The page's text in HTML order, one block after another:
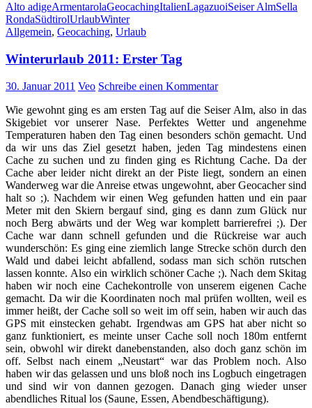
Alto adigeArmentarolaGeocachingItalienLagazuoiSeiser AlmSella
RondaSüdtirolUrlaubWinter
Allgemein, Geocaching, Urlaub
Winterurlaub 2011: Erster Tag
30. Januar 2011 Veo Schreibe einen Kommentar
Wie gewohnt ging es am ersten Tag auf die Seiser Alm, also in das
Skigebiet vor unserer Nase. Perfektes Wetter und angenehme
Temperaturen haben den Tag einen besonders schön gemacht. Und
da wir uns das Ziel gesetzt haben, jeden Tag mindestens einen
Cache zu suchen und zu finden ging es Richtung Cache. Da der
Cache aber leider nicht direkt an der Piste liegt, sondern an einen
Wanderweg war die Anreise etwas ungewohnt, aber Geocacher sind
halt so ;). Nachdem wir einen Weg gefunden hatten und ein paar
Meter mit den Skiern bergauf sind, ging es dann zum Glück nur
noch Berg abwärts und der Weg war komplett barrierefrei ;). Der
Cache war dann schnell gefunden und die Rückreise war auch
wunderschön: Es ging eine ziemlich lange Strecke schön durch den
Wald und dabei leicht abfallend, sodass man sich schön rutschen
lassen konnte. Also ein wirklich schöner Cache ;). Nach dem Skitag
haben wir noch eine Cachekontrolle von unserem eigenen Cache
gemacht. Da wir die Koordinaten noch mal prüfen wollten, weil es
immer heißt, der Cache soll so weit im off sein, haben wir auch das
GPS mit einstecken gehabt. Irgendwas am GPS hat aber nicht so
ganz funktioniert, es meinte unser Cache soll noch 180m entfernt
sein, obwohl wir direkt danebenstanden, also doch ganz schön im
off. Selbst nach einem „Neustart“ war das Problem noch. Also
haben wir das gelassen und uns bloß noch ins Logbuch eingetragen
und sind wir von dannen gezogen. Danach ging wieder unser
abendliches Ritual los (Saune, Essen, Abendbeschäftigung).